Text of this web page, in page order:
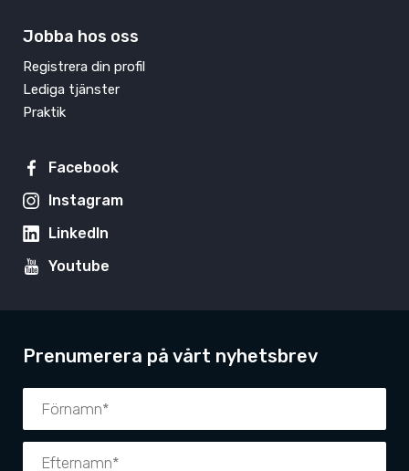
Jobba hos oss
Registrera din profil
Lediga tjänster
Praktik
Facebook
Instagram
LinkedIn
Youtube
Prenumerera på vårt nyhetsbrev